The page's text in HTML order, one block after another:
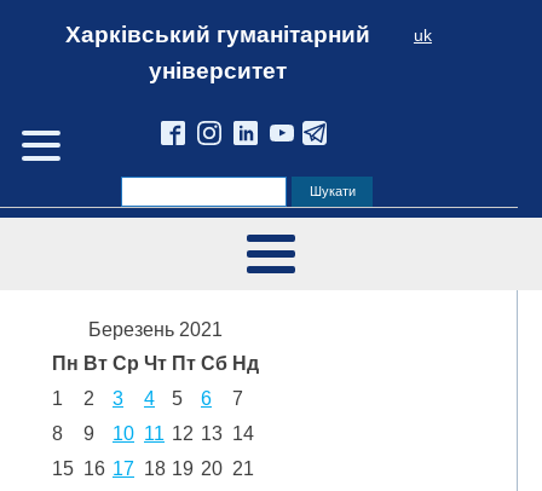
Харківський гуманітарний
університет
uk
Березень 2021
Пн Вт Ср Чт Пт Сб Нд
1
2 3 4 5 6
7
8
9 10 11 12 13 14
15 16 17 18 19 20 21